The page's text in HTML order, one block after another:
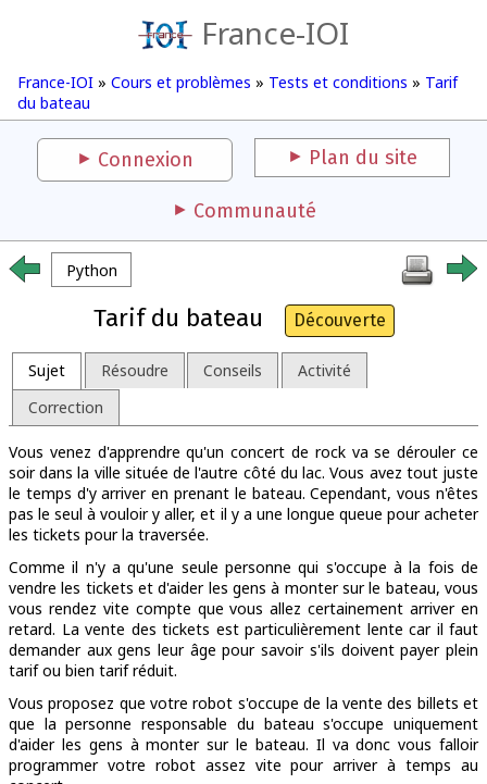
France-IOI
France-IOI » Cours et problèmes » Tests et conditions » Tarif
du bateau
Connexion Plan du site
Communauté
Python
Tarif du bateau Découverte
Sujet Résoudre Conseils
Activité
Correction
Vous venez d'apprendre qu'un concert de rock va se dérouler ce
soir dans la ville située de l'autre côté du lac. Vous avez tout juste
le temps d'y arriver en prenant le bateau. Cependant, vous n'êtes
pas le seul à vouloir y aller, et il y a une longue queue pour acheter
les tickets pour la traversée.
Comme il n'y a qu'une seule personne qui s'occupe à la fois de
vendre les tickets et d'aider les gens à monter sur le bateau, vous
vous rendez vite compte que vous allez certainement arriver en
retard. La vente des tickets est particulièrement lente car il faut
demander aux gens leur âge pour savoir s'ils doivent payer plein
tarif ou bien tarif réduit.
Vous proposez que votre robot s'occupe de la vente des billets et
que la personne responsable du bateau s'occupe uniquement
d'aider les gens à monter sur le bateau. Il va donc vous falloir
programmer votre robot assez vite pour arriver à temps au